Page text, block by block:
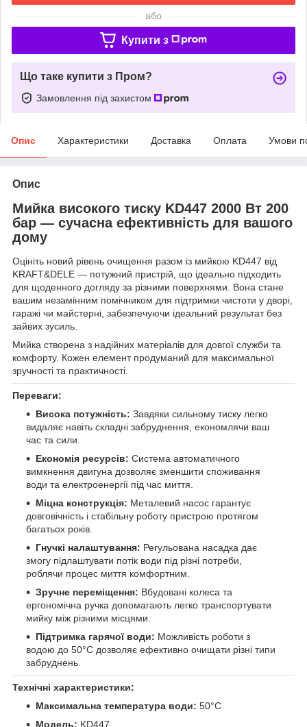
або
Купити з
Що таке купити з Пром?
Замовлення під захистом
Опис Характеристики Доставка Оплата Умови
Опис
Мийка високого тиску KD447 2000 Вт 200
бар — сучасна ефективність для вашого
дому
Оцініть новий рівень очищення разом із мийкою KD447 від
KRAFT&DELE — потужний пристрій, що ідеально підходить
для щоденного догляду за різними поверхнями. Вона стане
вашим незамінним помічником для підтримки чистоти у дворі,
гаражі чи майстерні, забезпечуючи ідеальний результат без
зайвих зусиль.
Мийка створена з надійних матеріалів для довгої служби та
комфорту. Кожен елемент продуманий для максимальної
зручності та практичності.
Переваги:
Висока потужність: Завдяки сильному тиску легко
видаляє навіть складні забруднення, економлячи ваш
час та сили.
Економія ресурсів: Система автоматичного
вимкнення двигуна дозволяє зменшити споживання
води та електроенергії під час миття.
Міцна конструкція: Металевий насос гарантує
довговічність і стабільну роботу пристрою протягом
багатьох років.
Гнучкі налаштування: Регульована насадка дає
змогу підлаштувати потік води під різні потреби,
роблячи процес миття комфортним.
Зручне переміщення: Вбудовані колеса та
ергономічна ручка допомагають легко транспортувати
мийку між різними місцями.
Підтримка гарячої води: Можливість роботи з
водою до 50°C дозволяє ефективно очищати різні типи
забруднень.
Технічні характеристики:
Максимальна температура води: 50°C
Модель: KD447